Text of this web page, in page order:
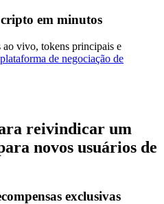
e comissões de copy trading
em minutos
vivo, tokens principais e
plataforma de negociação de
reivindicar um
novos usuários de
exclusivas